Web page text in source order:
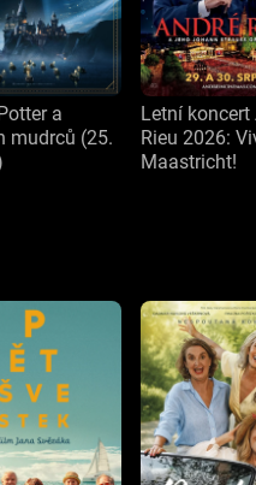
a
mudrců (25.
Letní koncert
Rieu 2026:
Maastricht!